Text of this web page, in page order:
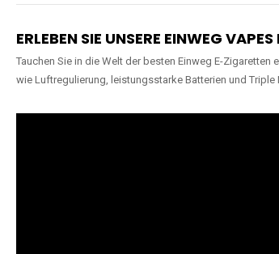
ERLEBEN SIE UNSERE EINWEG
Tauchen Sie in die Welt der besten Einweg E-Zigaretten
wie Luftregulierung, leistungsstarke Batterien und